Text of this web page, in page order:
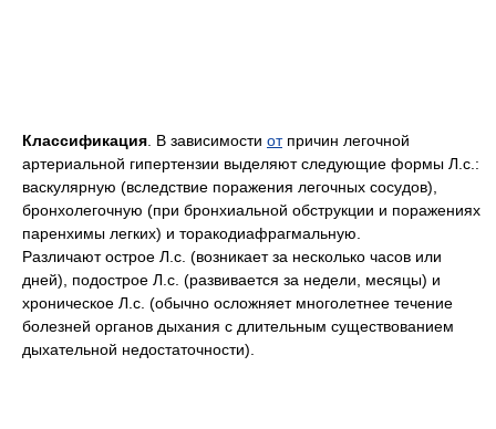
Классификация . В зависимости отпричин легочной
артериальной гипертензии выделяют следующие формы Л.с.:
васкулярную (вследствие поражения легочных сосудов),
бронхолегочную (при бронхиальной обструкции и поражениях
паренхимы легких) и торакодиафрагмальную.
Различают острое Л.с. (возникает за несколько часов или
дней), подострое Л.с. (развивается за недели, месяцы) и
хроническое Л.с. (обычно осложняет многолетнее течение
болезней органов дыхания с длительным существованием
дыхательной недостаточности).